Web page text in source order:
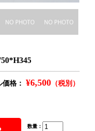
価格： ¥6,500 （税別）
数量：